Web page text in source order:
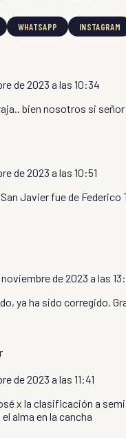
WHATSAPP INSTAGRAM
de 2023 a las 10:34
bien nosotros si
de 2023 a las 10:51
Javier fue de
noviembre de 2023 a las
ya ha sido corregido.
de 2023 a las 11:41
x la clasificación a
alma en la cancha